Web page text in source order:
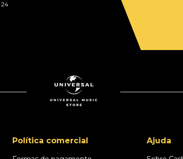
24
Política comercial Ajuda